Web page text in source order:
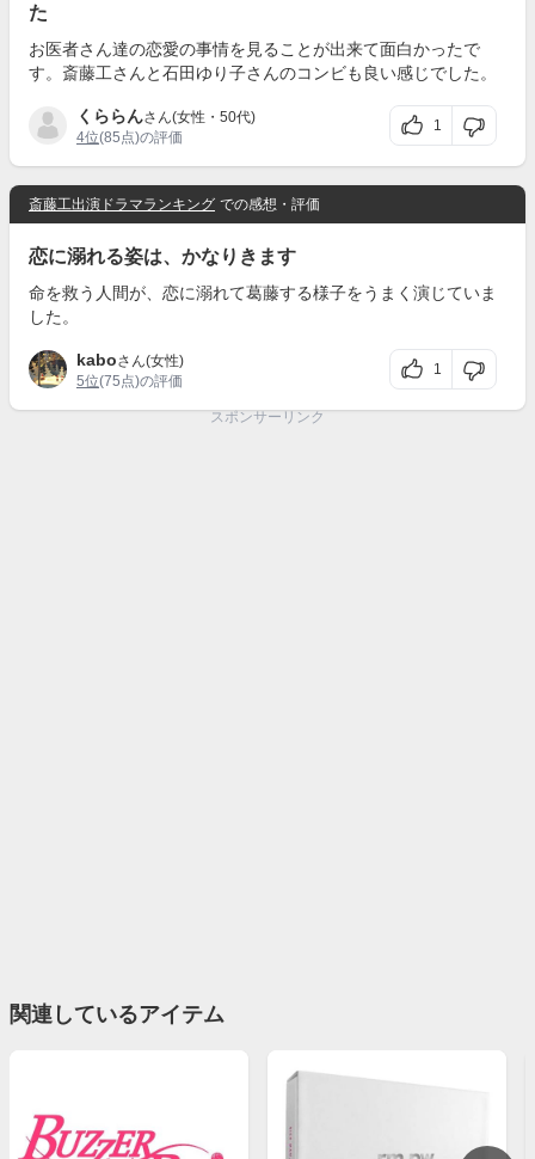
た
お医者さん達の恋愛の事情を見ることが出来て面白かったで
す。斎藤工さんと石田ゆり子さんのコンビも良い感じでした。
くららんさん(女性・50代)
4位(85点)の評価
1
斎藤工出演ドラマランキング での感想・評価
恋に溺れる姿は、かなりきます
命を救う人間が、恋に溺れて葛藤する様子をうまく演じていま
した。
kaboさん(女性)
5位(75点)の評価
1
スポンサーリンク
関連しているアイテム